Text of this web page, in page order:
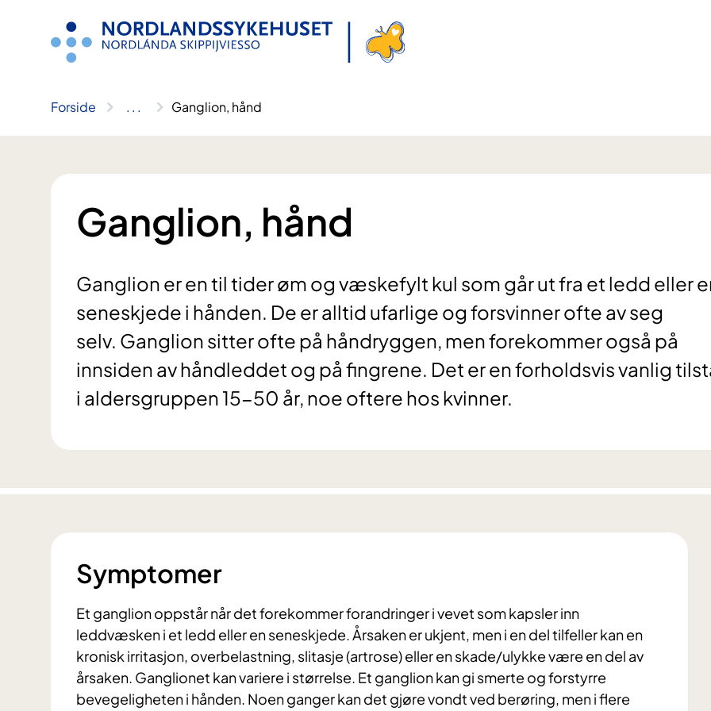
Forside .. . Ganglion, hånd
Ganglion, hånd
Ganglion er en til tider øm og væskefylt kul som går ut fra et ledd eller
seneskjede i hånden. De er alltid ufarlige og forsvinner ofte av seg
selv. Ganglion sitter ofte på håndryggen, men forekommer også på
innsiden av håndleddet og på fingrene. Det er en forholdsvis vanlig
i aldersgruppen 15-50 år, noe oftere hos kvinner.
Symptomer
Et ganglion oppstår når det forekommer forandringer i vevet som kapsler inn
leddvæsken i et ledd eller en seneskjede. Årsaken er ukjent, men i en del tilfeller kan en
kronisk irritasjon, overbelastning, slitasje (artrose) eller en skade/ulykke være en del av
årsaken. Ganglionet kan variere i størrelse. Et ganglion kan gi smerte og forstyrre
bevegeligheten i hånden. Noen ganger kan det gjøre vondt ved berøring, men i flere